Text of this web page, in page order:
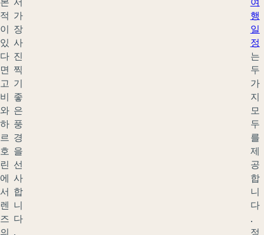
적
이
있
다
면
고
비
와
하
르
호
린
에
서
렌
즈
의
가
장
사
진
찍
기
좋
은
풍
경
을
선
사
합
니
다
.
행
일
정
는
두
가
지
모
두
를
제
공
합
니
다
.
정